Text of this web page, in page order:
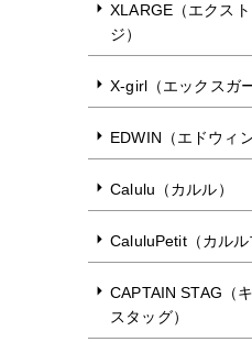
XLARGE（エクス
ジ）
X-girl（エックスガ
EDWIN（エドウィン
Calulu（カルル）
CaluluPetit（カルル
CAPTAIN STAG（
スタッグ）